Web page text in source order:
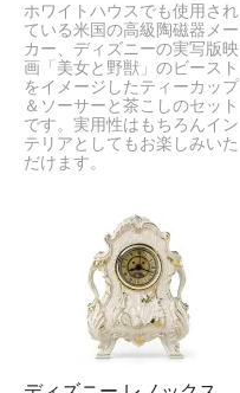
ホワイトハウスでも使用され
ている米国の高級陶磁器メー
カー、ディズニーの実写版映
画「美女と野獣」のビースト
をイメージしたティーカップ
＆ソーサーと茶こしのセット
です。実用性はもちろんイン
テリアとしてもお楽しみいた
だけます。